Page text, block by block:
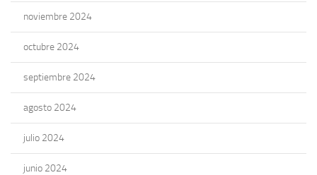
noviembre 2024
octubre 2024
septiembre 2024
agosto 2024
julio 2024
junio 2024